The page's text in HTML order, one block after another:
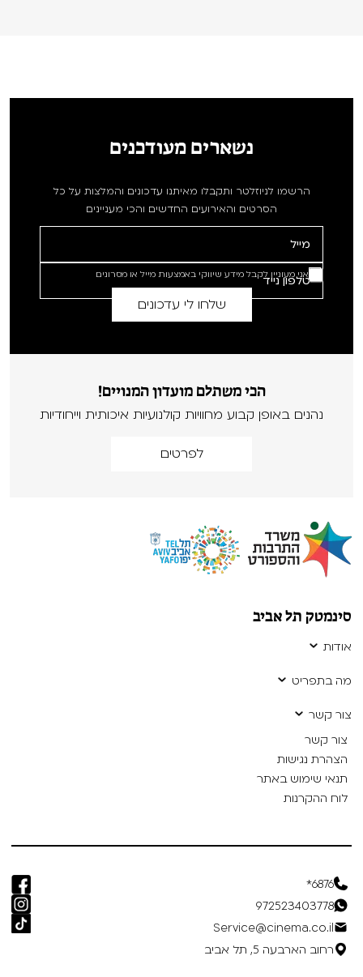
נשארים מעודכנים
הרשמו לניוזלטר ותקבלו מאיתנו עדכונים והמלצות על כל
הסרטים והאירועים החדשים והכי מעניינים
אני מעוניין לקבל מידע שיווקי באמצעות מייל או מסרונים
הכי משתלם מועדון המנויים!
נהנים באופן קבוע מחוויות קולנועיות איכותית וייחודיות
לפרטים
סינמטק תל אביב
אודות
מה בתפריט
צור קשר
צור קשר
הצהרת נגישות
תנאי שימוש באתר
לוח ההקרנות
6876*
972523403778
Service@cinema.co.il
רחוב הארבעה 5, תל אביב